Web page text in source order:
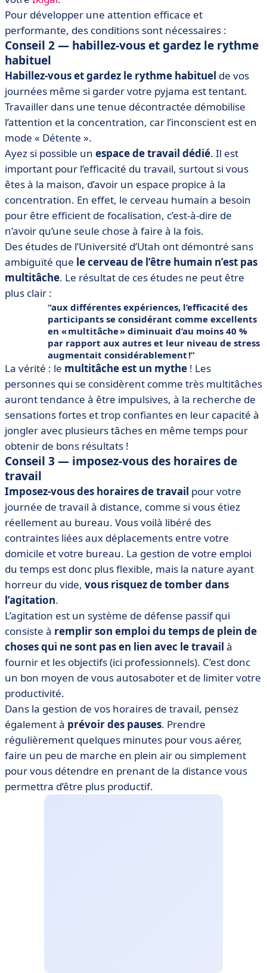
Pour développer une attention efficace et
performante, des conditions sont nécessaires :
Conseil 2 — habillez-vous et gardez le rythme
habituel
Habillez-vous et gardez le rythme habituel de vos
journées même si garder votre pyjama est tentant.
Travailler dans une tenue décontractée démobilise
l’attention et la concentration, car l’inconscient est en
mode « Détente ».
Ayez si possible un espace de travail dédié. Il est
important pour l’efficacité du travail, surtout si vous
êtes à la maison, d’avoir un espace propice à la
concentration. En effet, le cerveau humain a besoin
pour être efficient de focalisation, c’est-à-dire de
n’avoir qu’une seule chose à faire à la fois.
Des études de l’Université d’Utah ont démontré sans
ambiguïté que le cerveau de l’être humain n’est pas
multitâche. Le résultat de ces études ne peut être
plus clair :
aux différentes expériences, l’efficacité des
participants se considérant comme excellents
en « multitâche » diminuait d’au moins 40 %
par rapport aux autres et leur niveau de stress
augmentait considérablement !
La vérité : le multitâche est un mythe ! Les
personnes qui se considèrent comme très multitâches
auront tendance à être impulsives, à la recherche de
sensations fortes et trop confiantes en leur capacité à
jongler avec plusieurs tâches en même temps pour
obtenir de bons résultats !
Conseil 3 — imposez-vous des horaires de
travail
Imposez-vous des horaires de travail pour votre
journée de travail à distance, comme si vous étiez
réellement au bureau. Vous voilà libéré des
contraintes liées aux déplacements entre votre
domicile et votre bureau. La gestion de votre emploi
du temps est donc plus flexible, mais la nature ayant
horreur du vide, vous risquez de tomber dans
l’agitation.
L’agitation est un système de défense passif qui
consiste à remplir son emploi du temps de plein de
choses qui ne sont pas en lien avec le travail à
fournir et les objectifs (ici professionnels). C’est donc
un bon moyen de vous autosaboter et de limiter votre
productivité.
Dans la gestion de vos horaires de travail, pensez
également à prévoir des pauses. Prendre
régulièrement quelques minutes pour vous aérer,
faire un peu de marche en plein air ou simplement
pour vous détendre en prenant de la distance vous
permettra d’être plus productif.